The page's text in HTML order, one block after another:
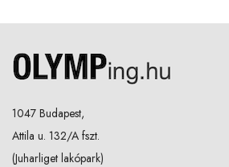
1047 Budapest,
Attila u. 132/A fszt.
(Juharliget lakópark)